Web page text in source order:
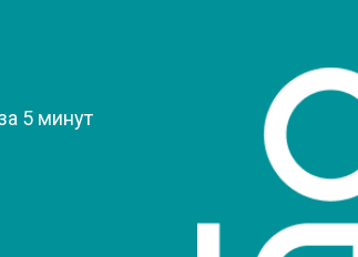
5 минут